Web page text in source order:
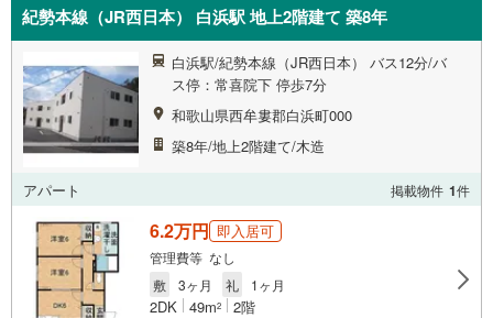
紀勢本線（JR西日本） 白浜駅 地上2階建て 築8年
白浜駅/紀勢本線（JR西日本） バス12分/バ
ス停：常喜院下 停歩7分
和歌山県西牟婁郡白浜町000
築8年/地上2階建て/木造
アパート 掲載物件 1件
6.2万円 即入居可
管理費等 なし
敷
3ヶ月 礼 1ヶ月
2DK 49m2 2階